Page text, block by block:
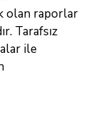
olan raporlar
Tarafsız
ile